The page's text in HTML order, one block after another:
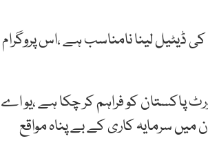
ڈیٹیل لینا نامناسب ہے ،اس پروگرام
سرمایہ کاری اور سپورٹ پاکستان کو فراہم کر چکا ہے ،یو اے
میں سرمایہ کاری کے بے پناہ مواقع